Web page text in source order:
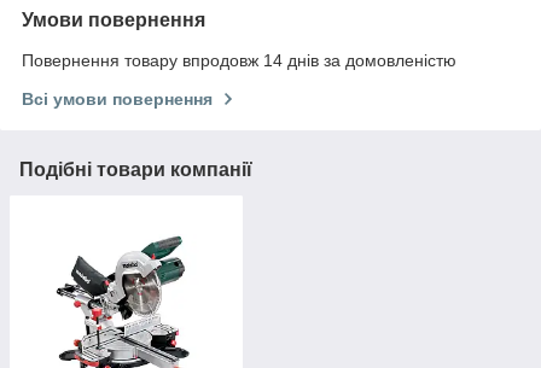
Умови повернення
Повернення товару впродовж 14 днів за домовленістю
Всі умови повернення
Подібні товари компанії